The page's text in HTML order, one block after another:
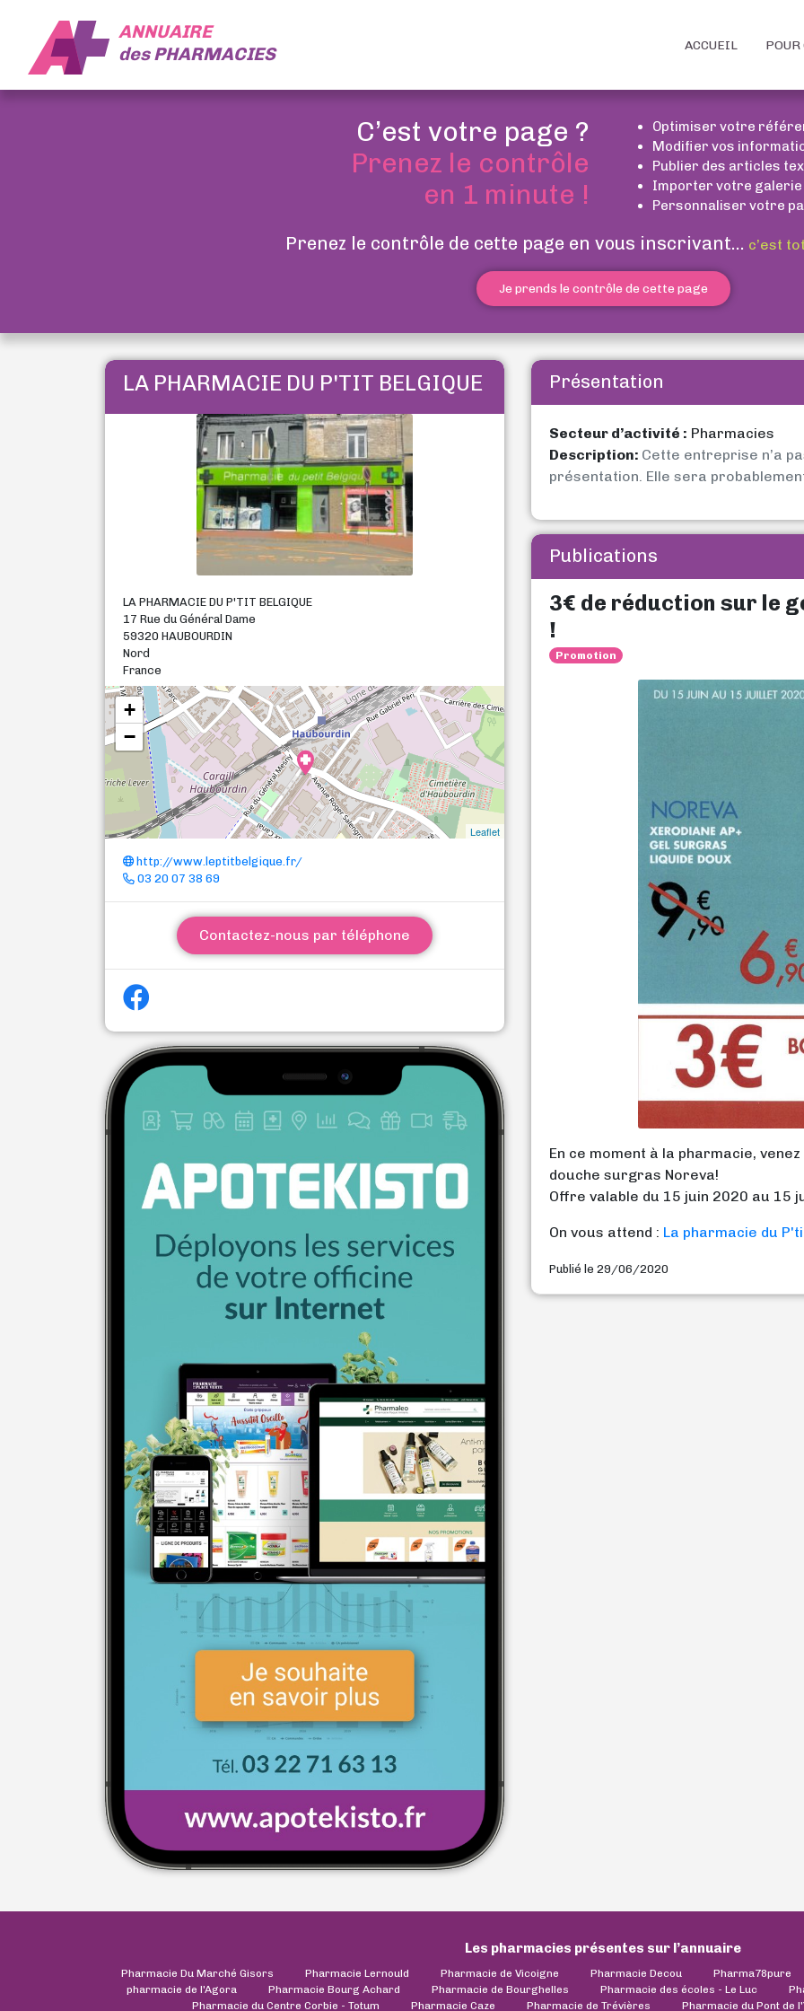
ANNUAIRE
desPHARMACIES ACCUEIL POUR
C’est votre page ?
Prenez le contrôle
en 1 minute !
Optimiser votre
Modifier vos
Publier des articles
Importer votre galerie
Personnaliser votre
Prenez le contrôle de cette page en vous inscrivant... c’est
Je prends le contrôle de cette page
LA PHARMACIE DU P'TIT BELGIQUE
LA PHARMACIE DU P'TIT BELGIQUE
17 Rue du Général Dame
59320 HAUBOURDIN
Nord
France
+
−
Leaflet
http://www.leptitbelgique.fr/
03 20 07 38 69
Contactez-nous par téléphone
Présentation
Secteur d’activité : Pharmacies
Description: Cette entreprise n’a
présentation. Elle sera
Publications
3€ de réduction sur le
!
Promotion
En ce moment à la pharmacie,
douche surgras Noreva!
Offre valable du 15 juin 2020 au 15
On vous attend : La pharmacie du
Publié le 29/06/2020
Les pharmacies présentes sur l’annuaire
Pharmacie Du Marché Gisors Pharmacie Lernould Pharmacie de Vicoigne Pharmacie Decou Pharma78pure
pharmacie de l'Agora
Pharmacie Bourg Achard Pharmacie de Bourghelles Pharmacie des écoles - Le Luc
Pharmacie du Centre Corbie - Totum
Pharmacie Caze Pharmacie de Trévières Pharmacie du Pont de